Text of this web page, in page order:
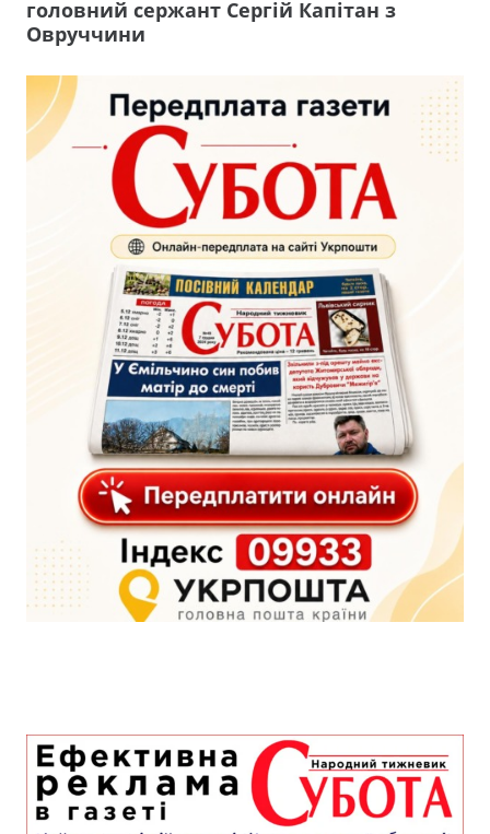
головний сержант Сергій Капітан з
Овруччини